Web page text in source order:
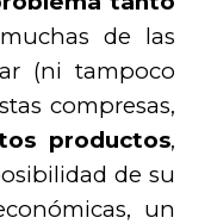
de las
(ni tampoco
compresas,
productos,
de su
un